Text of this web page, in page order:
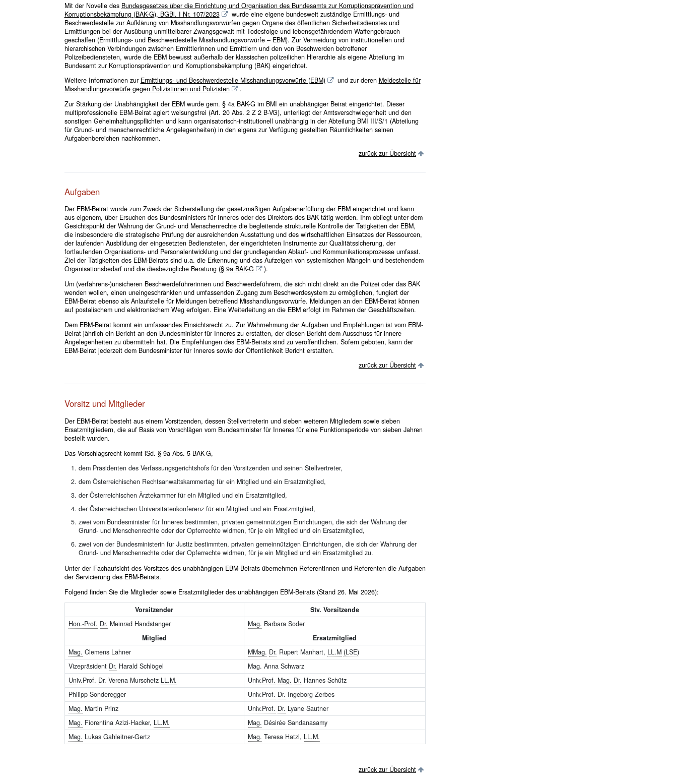
Mit der Novelle des Bundesgesetzes über die Einrichtung und Organisation des Bundesamts zur Korruptionsprävention und
Korruptionsbekämpfung (BAK-G), BGBl. I Nr. 107/2023
wurde eine eigene bundesweit zuständige Ermittlungs- und
Beschwerdestelle zur Aufklärung von Misshandlungsvorwürfen gegen Organe des öffentlichen Sicherheitsdienstes und
Ermittlungen bei der Ausübung unmittelbarer Zwangsgewalt mit Todesfolge und lebensgefährdendem Waffengebrauch
geschaffen (Ermittlungs- und Beschwerdestelle Misshandlungsvorwürfe – EBM). Zur Vermeidung von institutionellen und
hierarchischen Verbindungen zwischen Ermittlerinnen und Ermittlern und den von Beschwerden betroffener
Polizeibediensteten, wurde die EBM bewusst außerhalb der klassischen polizeilichen Hierarchie als eigene Abteilung im
Bundesamt zur Korruptionsprävention und Korruptionsbekämpfung (BAK) eingerichtet.
Weitere Informationen zur Ermittlungs- und Beschwerdestelle Misshandlungsvorwürfe (EBM) und zur deren Meldestelle für
Misshandlungsvorwürfe gegen Polizistinnen und Polizisten
.
Zur Stärkung der Unabhängigkeit der EBM wurde gem. § 4a BAK-G im BMI ein unabhängiger Beirat eingerichtet. Dieser
multiprofessionelle EBM-Beirat agiert weisungsfrei (Art. 20 Abs. 2 Z 2 B-VG), unterliegt der Amtsverschwiegenheit und den
sonstigen Geheimhaltungspflichten und kann organisatorisch-institutionell unabhängig in der Abteilung BMI III/S/1 (Abteilung
für Grund- und menschenrechtliche Angelegenheiten) in den eigens zur Verfügung gestellten Räumlichkeiten seinen
Aufgabenbereichen nachkommen.
zurück zur Übersicht
Aufgaben
Der EBM-Beirat wurde zum Zweck der Sicherstellung der gesetzmäßigen Aufgabenerfüllung der EBM eingerichtet und kann
aus eigenem, über Ersuchen des Bundesministers für Inneres oder des Direktors des BAK tätig werden. Ihm obliegt unter dem
Gesichtspunkt der Wahrung der Grund- und Menschenrechte die begleitende strukturelle Kontrolle der Tätigkeiten der EBM,
die insbesondere die strategische Prüfung der ausreichenden Ausstattung und des wirtschaftlichen Einsatzes der Ressourcen,
der laufenden Ausbildung der eingesetzten Bediensteten, der eingerichteten Instrumente zur Qualitätssicherung, der
fortlaufenden Organisations- und Personalentwicklung und der grundlegenden Ablauf- und Kommunikationsprozesse umfasst.
Ziel der Tätigkeiten des EBM-Beirats sind u.a. die Erkennung und das Aufzeigen von systemischen Mängeln und bestehendem
Organisationsbedarf und die diesbezügliche Beratung (§ 9a BAK-G
).
Um (verfahrens-)unsicheren Beschwerdeführerinnen und Beschwerdeführern, die sich nicht direkt an die Polizei oder das BAK
wenden wollen, einen uneingeschränkten und umfassenden Zugang zum Beschwerdesystem zu ermöglichen, fungiert der
EBM-Beirat ebenso als Anlaufstelle für Meldungen betreffend Misshandlungsvorwürfe. Meldungen an den EBM-Beirat können
auf postalischem und elektronischem Weg erfolgen. Eine Weiterleitung an die EBM erfolgt im Rahmen der Geschäftszeiten.
Dem EBM-Beirat kommt ein umfassendes Einsichtsrecht zu. Zur Wahrnehmung der Aufgaben und Empfehlungen ist vom EBM-
Beirat jährlich ein Bericht an den Bundesminister für Inneres zu erstatten, der diesen Bericht dem Ausschuss für innere
Angelegenheiten zu übermitteln hat. Die Empfehlungen des EBM-Beirats sind zu veröffentlichen. Sofern geboten, kann der
EBM-Beirat jederzeit dem Bundesminister für Inneres sowie der Öffentlichkeit Bericht erstatten.
zurück zur Übersicht
Vorsitz und Mitglieder
Der EBM-Beirat besteht aus einem Vorsitzenden, dessen Stellvertreterin und sieben weiteren Mitgliedern sowie sieben
Ersatzmitgliedern, die auf Basis von Vorschlägen vom Bundesminister für Inneres für eine Funktionsperiode von sieben Jahren
bestellt wurden.
Das Vorschlagsrecht kommt iSd. § 9a Abs. 5 BAK-G,
dem Präsidenten des Verfassungsgerichtshofs für den Vorsitzenden und seinen Stellvertreter,
dem Österreichischen Rechtsanwaltskammertag für ein Mitglied und ein Ersatzmitglied,
der Österreichischen Ärztekammer für ein Mitglied und ein Ersatzmitglied,
der Österreichischen Universitätenkonferenz für ein Mitglied und ein Ersatzmitglied,
zwei vom Bundesminister für Inneres bestimmten, privaten gemeinnützigen Einrichtungen, die sich der Wahrung der
Grund- und Menschenrechte oder der Opferrechte widmen, für je ein Mitglied und ein Ersatzmitglied,
zwei von der Bundesministerin für Justiz bestimmten, privaten gemeinnützigen Einrichtungen, die sich der Wahrung der
Grund- und Menschenrechte oder der Opferrechte widmen, für je ein Mitglied und ein Ersatzmitglied zu.
Unter der Fachaufsicht des Vorsitzes des unabhängigen EBM-Beirats übernehmen Referentinnen und Referenten die Aufgaben
der Servicierung des EBM-Beirats.
Folgend finden Sie die Mitglieder sowie Ersatzmitglieder des unabhängigen EBM-Beirats (Stand 26. Mai 2026):
Vorsitzender
Stv. Vorsitzende
Hon.-Prof. Dr. Meinrad Handstanger Mag. Barbara Soder
Mitglied
Ersatzmitglied
Mag. Clemens Lahner MMag. Dr. Rupert Manhart, LL.M (LSE)
Vizepräsident Dr. Harald Schlögel
Mag. Anna Schwarz
Univ.Prof. Dr. Verena Murschetz LL.M. Univ.Prof. Mag. Dr. Hannes Schütz
Philipp Sonderegger
Univ.Prof. Dr. Ingeborg Zerbes
Mag. Martin Prinz Univ.Prof. Dr. Lyane Sautner
Mag. Fiorentina Azizi-Hacker, LL.M. Mag. Désirée Sandanasamy
Mag. Lukas Gahleitner-Gertz Mag. Teresa Hatzl, LL.M.
zurück zur Übersicht